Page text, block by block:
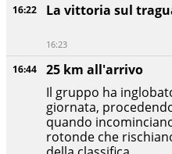
16:44
25 km all'arrivo
Il gruppo ha
giornata,
quando
rotonde che
16:22 La vittoria sul
16:23